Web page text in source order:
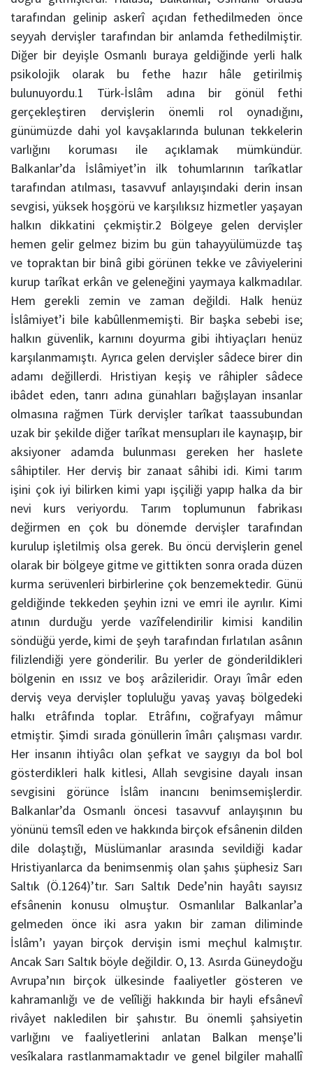
tarafından gelinip askerî açıdan fethedilmeden önce
seyyah dervişler tarafından bir anlamda fethedilmiştir.
Diğer bir deyişle Osmanlı buraya geldiğinde yerli halk
psikolojik olarak bu fethe hazır hâle getirilmiş
bulunuyordu.1 Türk-İslâm adına bir gönül fethi
gerçekleştiren dervişlerin önemli rol oynadığını,
günümüzde dahi yol kavşaklarında bulunan tekkelerin
varlığını koruması ile açıklamak mümkündür.
Balkanlar’da İslâmiyet’in ilk tohumlarının tarîkatlar
tarafından atılması, tasavvuf anlayışındaki derin insan
sevgisi, yüksek hoşgörü ve karşılıksız hizmetler yaşayan
halkın dikkatini çekmiştir.2 Bölgeye gelen dervişler
hemen gelir gelmez bizim bu gün tahayyülümüzde taş
ve topraktan bir binâ gibi görünen tekke ve zâviyelerini
kurup tarîkat erkân ve geleneğini yaymaya kalkmadılar.
Hem gerekli zemin ve zaman değildi. Halk henüz
İslâmiyet’i bile kabûllenmemişti. Bir başka sebebi ise;
halkın güvenlik, karnını doyurma gibi ihtiyaçları henüz
karşılanmamıştı. Ayrıca gelen dervişler sâdece birer din
adamı değillerdi. Hristiyan keşiş ve râhipler sâdece
ibâdet eden, tanrı adına günahları bağışlayan insanlar
olmasına rağmen Türk dervişler tarîkat taassubundan
uzak bir şekilde diğer tarîkat mensupları ile kaynaşıp, bir
aksiyoner adamda bulunması gereken her haslete
sâhiptiler. Her derviş bir zanaat sâhibi idi. Kimi tarım
işini çok iyi bilirken kimi yapı işçiliği yapıp halka da bir
nevi kurs veriyordu. Tarım toplumunun fabrikası
değirmen en çok bu dönemde dervişler tarafından
kurulup işletilmiş olsa gerek. Bu öncü dervişlerin genel
olarak bir bölgeye gitme ve gittikten sonra orada düzen
kurma serüvenleri birbirlerine çok benzemektedir. Günü
geldiğinde tekkeden şeyhin izni ve emri ile ayrılır. Kimi
atının durduğu yerde vazîfelendirilir kimisi kandilin
söndüğü yerde, kimi de şeyh tarafından fırlatılan asânın
filizlendiği yere gönderilir. Bu yerler de gönderildikleri
bölgenin en ıssız ve boş arâzileridir. Orayı îmâr eden
derviş veya dervişler topluluğu yavaş yavaş bölgedeki
halkı etrâfında toplar. Etrâfını, coğrafyayı mâmur
etmiştir. Şimdi sırada gönüllerin îmârı çalışması vardır.
Her insanın ihtiyâcı olan şefkat ve saygıyı da bol bol
gösterdikleri halk kitlesi, Allah sevgisine dayalı insan
sevgisini görünce İslâm inancını benimsemişlerdir.
Balkanlar’da Osmanlı öncesi tasavvuf anlayışının bu
yönünü temsîl eden ve hakkında birçok efsânenin dilden
dile dolaştığı, Müslümanlar arasında sevildiği kadar
Hristiyanlarca da benimsenmiş olan şahıs şüphesiz Sarı
Saltık (Ö.1264)’tır. Sarı Saltık Dede’nin hayâtı sayısız
efsânenin konusu olmuştur. Osmanlılar Balkanlar’a
gelmeden önce iki asra yakın bir zaman diliminde
İslâm’ı yayan birçok dervişin ismi meçhul kalmıştır.
Ancak Sarı Saltık böyle değildir. O, 13. Asırda Güneydoğu
Avrupa’nın birçok ülkesinde faaliyetler gösteren ve
kahramanlığı ve de velîliği hakkında bir hayli efsânevî
rivâyet nakledilen bir şahıstır. Bu önemli şahsiyetin
varlığını ve faaliyetlerini anlatan Balkan menşe’li
vesîkalara rastlanmamaktadır ve genel bilgiler mahallî